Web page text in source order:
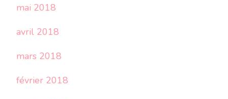
mai 2018
avril 2018
mars 2018
février 2018